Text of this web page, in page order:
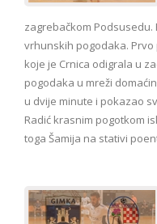
zagrebačkom
vrhunskih pogodaka.
koje je Crnica odigrala u
pogodaka u mreži
u dvije minute i pokazao
Radić krasnim pogotkom
toga Šamija na stativi